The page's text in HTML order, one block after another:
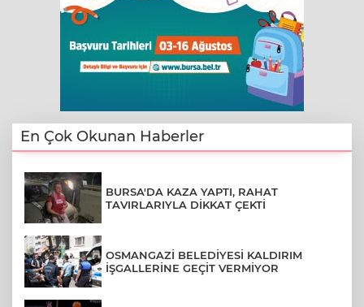
En Çok Okunan Haberler
BURSA'DA KAZA YAPTI, RAHAT
TAVIRLARIYLA DİKKAT ÇEKTİ
OSMANGAZİ BELEDİYESİ KALDIRIM
İŞGALLERİNE GEÇİT VERMİYOR